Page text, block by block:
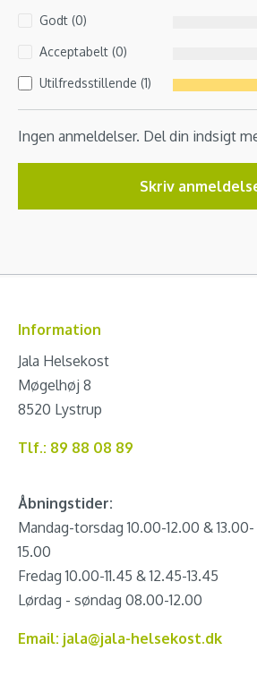
Godt (0)
Acceptabelt (0)
Utilfredsstillende (1)
Ingen anmeldelser. Del din indsigt
Skriv
Information
Jala Helsekost
Møgelhøj 8
8520 Lystrup
Tlf.: 89 88 08 89
Åbningstider:
Mandag-torsdag 10.00-12.00 & 13.00-
15.00
Fredag 10.00-11.45 & 12.45-13.45
Lørdag - søndag 08.00-12.00
Email: jala@jala-helsekost.dk